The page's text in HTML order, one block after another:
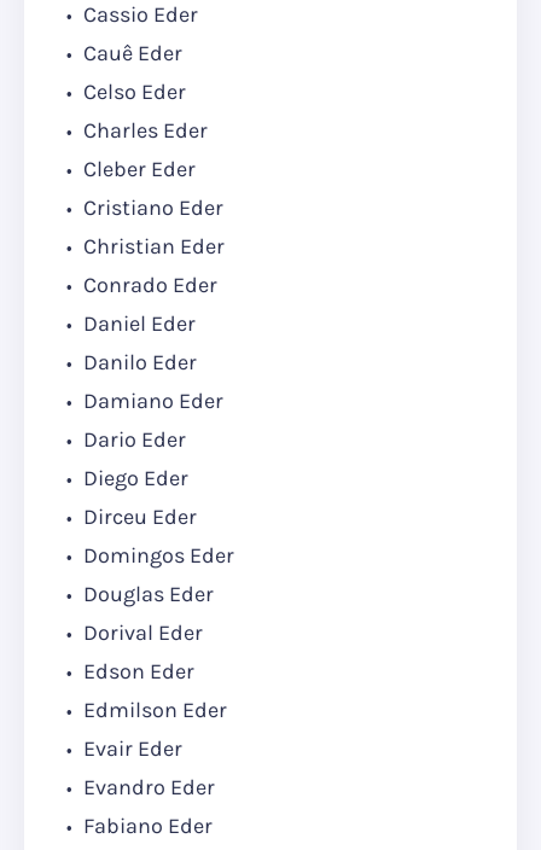
Cassio Eder
Cauê Eder
Celso Eder
Charles Eder
Cleber Eder
Cristiano Eder
Christian Eder
Conrado Eder
Daniel Eder
Danilo Eder
Damiano Eder
Dario Eder
Diego Eder
Dirceu Eder
Domingos Eder
Douglas Eder
Dorival Eder
Edson Eder
Edmilson Eder
Evair Eder
Evandro Eder
Fabiano Eder